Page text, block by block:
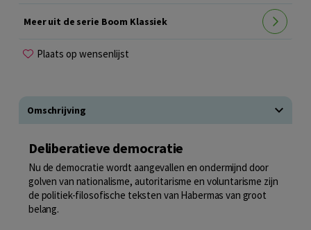
Meer uit de serie Boom Klassiek
Plaats op wensenlijst
Omschrijving
Deliberatieve democratie
Nu de democratie wordt aangevallen en ondermijnd door
golven van nationalisme, autoritarisme en voluntarisme zijn
de politiek-filosofische teksten van Habermas van groot
belang.